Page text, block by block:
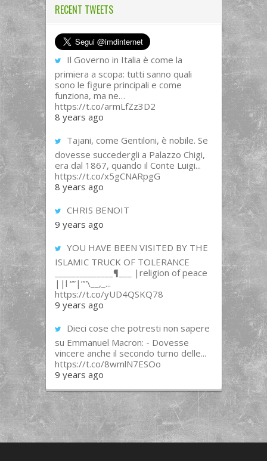
RECENT TWEETS
Il Governo in Italia è come la
primiera a scopa: tutti sanno quali
sono le figure principali e come
funziona, ma ne…
https://t.co/armLfZz3D2
8 years ago
Tajani, come Gentiloni, è nobile. Se
dovesse succedergli a Palazzo Chigi,
era dal 1867, quando il Conte Luigi...
https://t.co/x5gCNARpgG
8 years ago
CHRIS BENOIT
9 years ago
YOU HAVE BEEN VISITED BY THE
ISLAMIC TRUCK OF TOLERANCE
______________¶___ |religion of peace
||l “”|””\__,_...
https://t.co/yUD4QSKQ78
9 years ago
Dieci cose che potresti non sapere
su Emmanuel Macron: - Dovesse
vincere anche il secondo turno delle...
https://t.co/8wmlN7ESOo
9 years ago